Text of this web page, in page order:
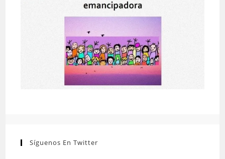
Síguenos En Twitter